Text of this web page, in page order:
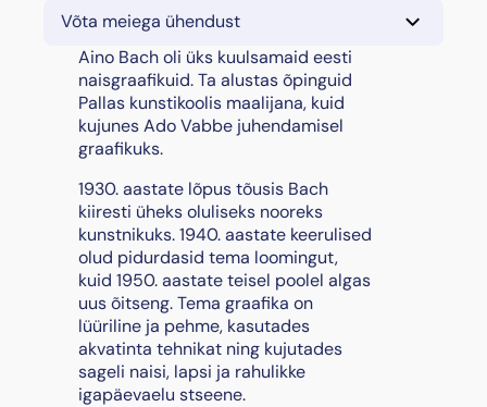
Võta meiega ühendust
Aino Bach oli üks kuulsamaid eesti
naisgraafikuid. Ta alustas õpinguid
Pallas kunstikoolis maalijana, kuid
kujunes Ado Vabbe juhendamisel
graafikuks.
1930. aastate lõpus tõusis Bach
kiiresti üheks oluliseks nooreks
kunstnikuks. 1940. aastate keerulised
olud pidurdasid tema loomingut,
kuid 1950. aastate teisel poolel algas
uus õitseng. Tema graafika on
lüüriline ja pehme, kasutades
akvatinta tehnikat ning kujutades
sageli naisi, lapsi ja rahulikke
igapäevaelu stseene.